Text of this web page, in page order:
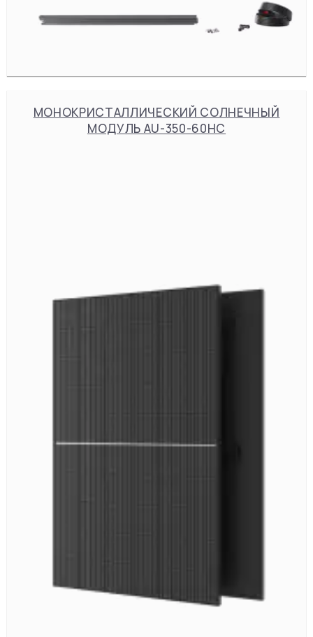
МОНОКРИСТАЛЛИЧЕСКИЙ СОЛНЕЧНЫЙ
МОДУЛЬ AU-350-60HC